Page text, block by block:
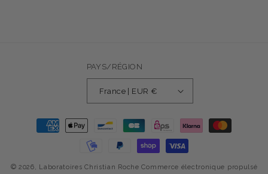
PAYS/RÉGION
France | EUR €
Moyens
© 2026, Laboratoires Christian Roche Commerce électronique propulsé